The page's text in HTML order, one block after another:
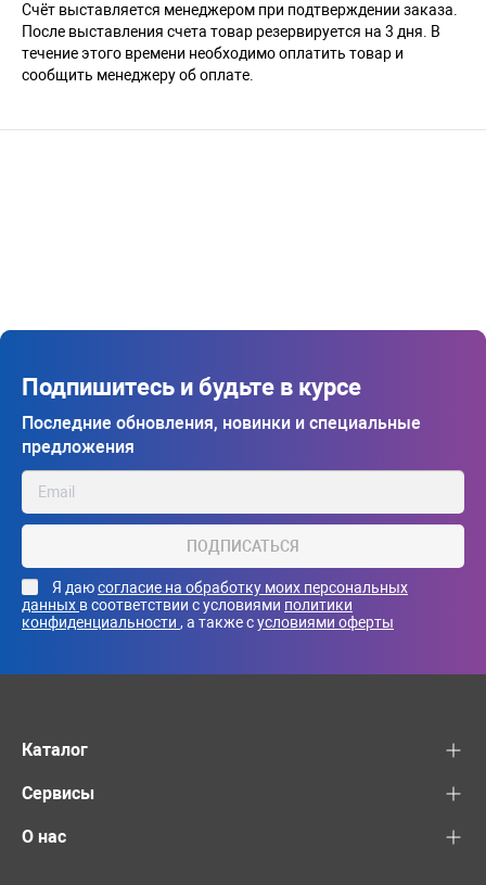
Счёт выставляется менеджером при подтверждении заказа.
После выставления счета товар резервируется на 3 дня. В
течение этого времени необходимо оплатить товар и
сообщить менеджеру об оплате.
Подпишитесь и будьте в курсе
Последние обновления, новинки и специальные
предложения
ПОДПИСАТЬСЯ
Я даюсогласие на обработку моих персональных
данных в соответствии с условиями политики
конфиденциальности , а также сусловиями оферты
Каталог
Сервисы
О нас